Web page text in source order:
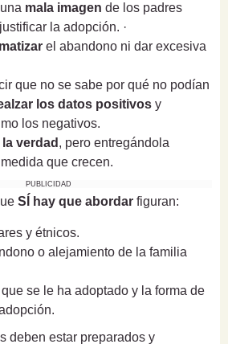
mala imagen de los padres
la adopción. ·
el abandono ni dar excesiva
que no se sabe por qué no podían
los datos positivos y
los negativos.
verdad , pero entregándola
que crecen.
PUBLICIDAD
SÍ hay que abordar figuran:
y étnicos.
o alejamiento de la familia
se le ha adoptado y la forma de
deben estar preparados y